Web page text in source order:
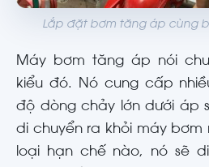
Lắp đặt bơm tăng áp cùng
Máy bơm tăng áp nói
kiểu đó. Nó cung cấp
độ dòng chảy lớn dưới áp
di chuyển ra khỏi máy
loại hạn chế nào, nó sẽ